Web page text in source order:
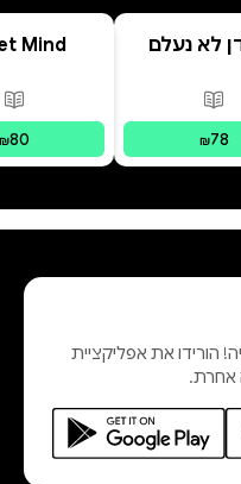
לא נעלם
פורמטים זמינים מודפס
₪78
Mind
₪80
הורידו את אפליקציית
אחרת.